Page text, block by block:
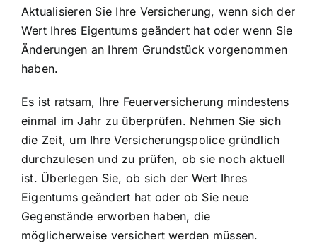
Aktualisieren Sie Ihre Versicherung, wenn sich der
Wert Ihres Eigentums geändert hat oder wenn Sie
Änderungen an Ihrem Grundstück vorgenommen
haben.
Es ist ratsam, Ihre Feuerversicherung mindestens
einmal im Jahr zu überprüfen. Nehmen Sie sich
die Zeit, um Ihre Versicherungspolice gründlich
durchzulesen und zu prüfen, ob sie noch aktuell
ist. Überlegen Sie, ob sich der Wert Ihres
Eigentums geändert hat oder ob Sie neue
Gegenstände erworben haben, die
möglicherweise versichert werden müssen.